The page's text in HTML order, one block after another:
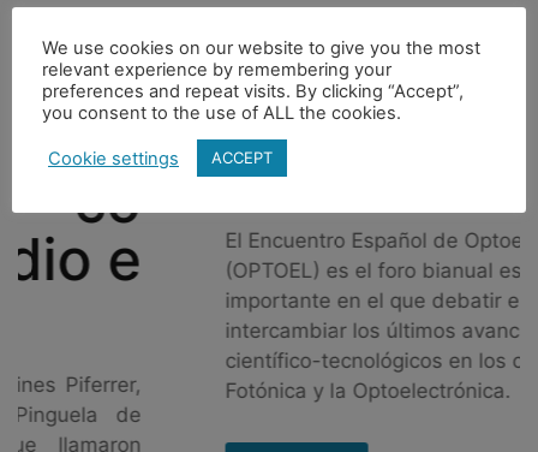
30 junio 2021| Evento Online
OPTOEL 2021
El Encuentro Español de Optoelectrónica
(OPTOEL) es el foro bianual español más
importante en el que debatir e
intercambiar los últimos avances
científico-tecnológicos en los campos de la
Fotónica y la Optoelectrónica.
We use cookies on our website to give you the most
relevant experience by remembering your
preferences and repeat visits. By clicking “Accept”,
you consent to the use of ALL the cookies.
Cookie settings ACCEPT